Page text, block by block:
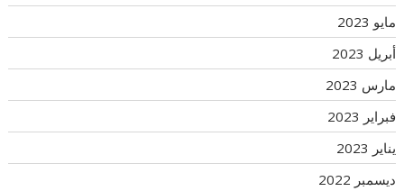
مايو 2023
أبريل 2023
مارس 2023
فبراير 2023
يناير 2023
ديسمبر 2022